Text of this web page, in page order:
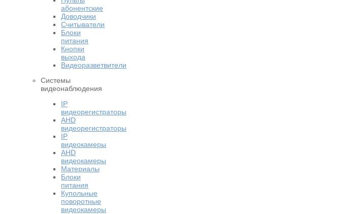
абонентские
Доводчики
Считыватели
Блоки
питания
Кнопки
выхода
Видеоразветвители
Системы
видеонаблюдения
IP
видеорегистраторы
AHD
видеорегистраторы
IP
видеокамеры
AHD
видеокамеры
Материалы
Блоки
питания
Купольные
поворотные
видеокамеры